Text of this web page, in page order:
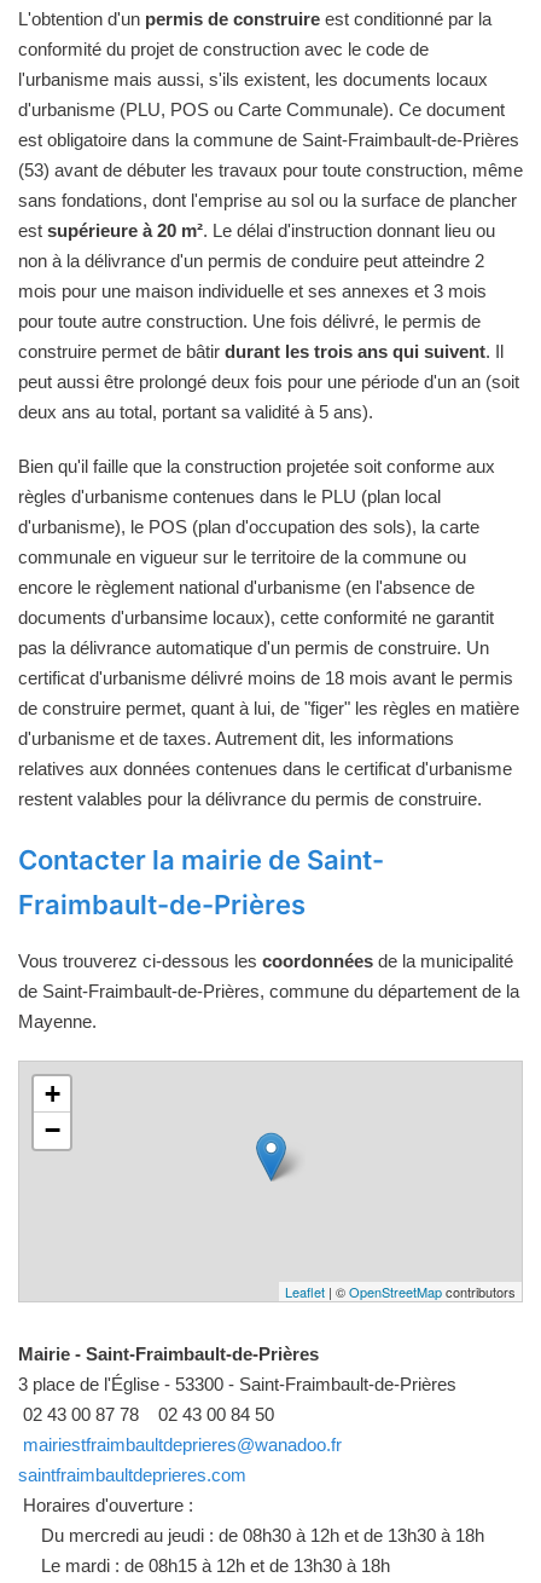
L'obtention d'un permis de construire est conditionné par la
conformité du projet de construction avec le code de
l'urbanisme mais aussi, s'ils existent, les documents locaux
d'urbanisme (PLU, POS ou Carte Communale). Ce document
est obligatoire dans la commune de Saint-Fraimbault-de-Prières
(53) avant de débuter les travaux pour toute construction, même
sans fondations, dont l'emprise au sol ou la surface de plancher
est supérieure à 20 m². Le délai d'instruction donnant lieu ou
non à la délivrance d'un permis de conduire peut atteindre 2
mois pour une maison individuelle et ses annexes et 3 mois
pour toute autre construction. Une fois délivré, le permis de
construire permet de bâtir durant les trois ans qui suivent. Il
peut aussi être prolongé deux fois pour une période d'un an (soit
deux ans au total, portant sa validité à 5 ans).
Bien qu'il faille que la construction projetée soit conforme aux
règles d'urbanisme contenues dans le PLU (plan local
d'urbanisme), le POS (plan d'occupation des sols), la carte
communale en vigueur sur le territoire de la commune ou
encore le règlement national d'urbanisme (en l'absence de
documents d'urbansime locaux), cette conformité ne garantit
pas la délivrance automatique d'un permis de construire. Un
certificat d'urbanisme délivré moins de 18 mois avant le permis
de construire permet, quant à lui, de "figer" les règles en matière
d'urbanisme et de taxes. Autrement dit, les informations
relatives aux données contenues dans le certificat d'urbanisme
restent valables pour la délivrance du permis de construire.
Contacter la mairie de Saint-
Fraimbault-de-Prières
Vous trouverez ci-dessous les coordonnées de la municipalité
de Saint-Fraimbault-de-Prières, commune du département de la
Mayenne.
+
−
Leaflet | ©OpenStreetMapcontributors
Mairie - Saint-Fraimbault-de-Prières
3 place de l'Église - 53300 - Saint-Fraimbault-de-Prières
02 43 00 87 78
02 43 00 84 50
mairiestfraimbaultdeprieres@wanadoo.fr
saintfraimbaultdeprieres.com
Horaires d'ouverture :
Du mercredi au jeudi : de 08h30 à 12h et de 13h30 à 18h
Le mardi : de 08h15 à 12h et de 13h30 à 18h